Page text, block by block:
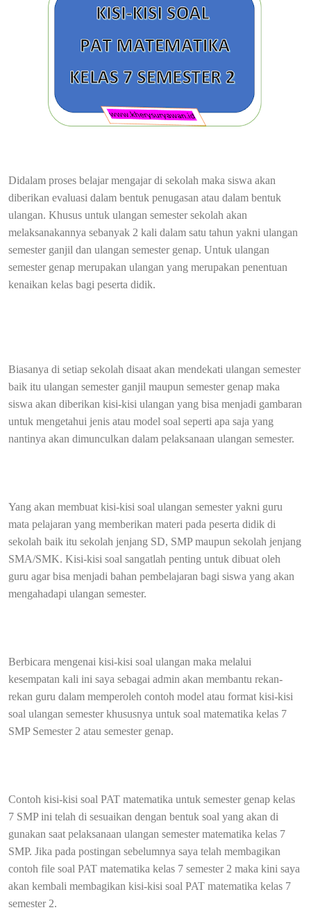
Didalam proses belajar mengajar di sekolah maka siswa akan
diberikan evaluasi dalam bentuk penugasan atau dalam bentuk
ulangan. Khusus untuk ulangan semester sekolah akan
melaksanakannya sebanyak 2 kali dalam satu tahun yakni ulangan
semester ganjil dan ulangan semester genap. Untuk ulangan
semester genap merupakan ulangan yang merupakan penentuan
kenaikan kelas bagi peserta didik.
Biasanya di setiap sekolah disaat akan mendekati ulangan semester
baik itu ulangan semester ganjil maupun semester genap maka
siswa akan diberikan kisi-kisi ulangan yang bisa menjadi gambaran
untuk mengetahui jenis atau model soal seperti apa saja yang
nantinya akan dimunculkan dalam pelaksanaan ulangan semester.
Yang akan membuat kisi-kisi soal ulangan semester yakni guru
mata pelajaran yang memberikan materi pada peserta didik di
sekolah baik itu sekolah jenjang SD, SMP maupun sekolah jenjang
SMA/SMK. Kisi-kisi soal sangatlah penting untuk dibuat oleh
guru agar bisa menjadi bahan pembelajaran bagi siswa yang akan
mengahadapi ulangan semester.
Berbicara mengenai kisi-kisi soal ulangan maka melalui
kesempatan kali ini saya sebagai admin akan membantu rekan-
rekan guru dalam memperoleh contoh model atau format kisi-kisi
soal ulangan semester khususnya untuk soal matematika kelas 7
SMP Semester 2 atau semester genap.
Contoh kisi-kisi soal PAT matematika untuk semester genap kelas
7 SMP ini telah di sesuaikan dengan bentuk soal yang akan di
gunakan saat pelaksanaan ulangan semester matematika kelas 7
SMP. Jika pada postingan sebelumnya saya telah membagikan
contoh file soal PAT matematika kelas 7 semester 2 maka kini saya
akan kembali membagikan kisi-kisi soal PAT matematika kelas 7
semester 2.